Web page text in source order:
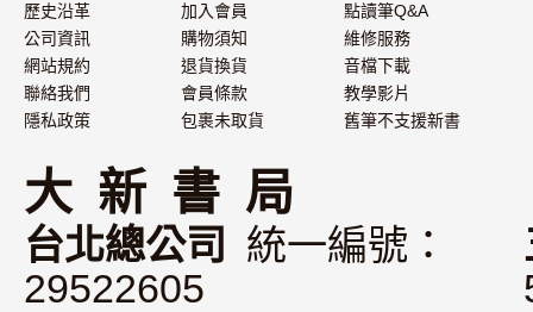
歷史沿革
公司資訊
網站規約
聯絡我們
隱私政策
加入會員
購物須知
退貨換貨
會員條款
包裹未取貨
點讀筆Q&A
維修服務
音檔下載
教學影片
舊筆不支援新書
大 新 書 局
台北總公司
統一編號：
29522605